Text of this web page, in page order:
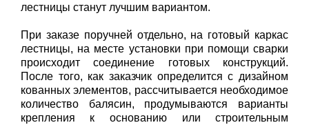
лестницы станут лучшим вариантом.
При заказе поручней отдельно, на готовый каркас
лестницы, на месте установки при помощи сварки
происходит соединение готовых конструкций.
После того, как заказчик определится с дизайном
кованных элементов, рассчитывается необходимое
количество балясин, продумываются варианты
крепления к основанию или строительным